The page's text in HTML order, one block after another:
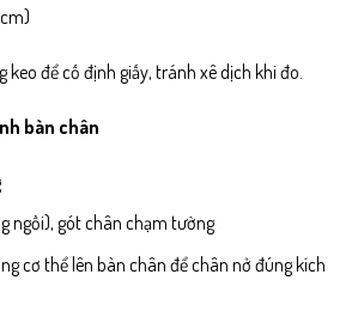
keo để cố định giấy, tránh xê dịch khi đo.
bàn chân
ngồi), gót chân chạm tường
cơ thể lên bàn chân để chân nở đúng kích